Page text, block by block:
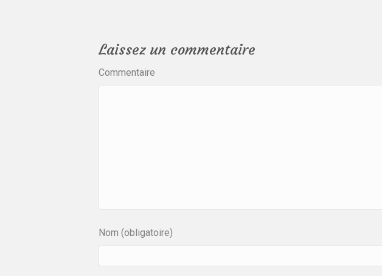
Laissez un commentaire
Commentaire
Nom (obligatoire)